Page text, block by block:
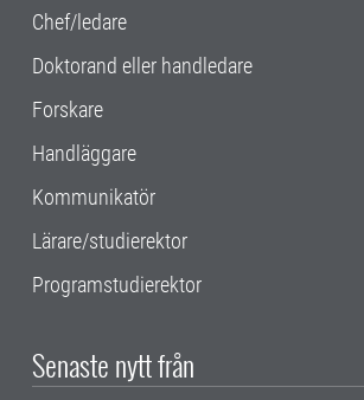
Chef/ledare
Doktorand eller handledare
Forskare
Handläggare
Kommunikatör
Lärare/studierektor
Programstudierektor
Senaste nytt från